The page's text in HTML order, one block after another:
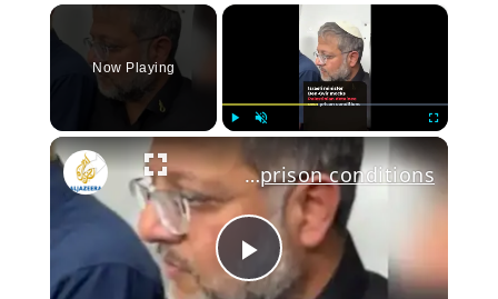
×
Now Playing
Play
Ben-Gvir mocks Palestinian detainee over prison conditions